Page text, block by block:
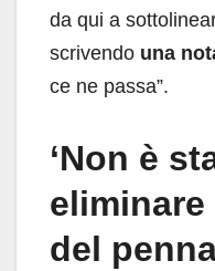
da qui a
scrivendo una
ce ne passa”.
‘Non è
eliminare
del